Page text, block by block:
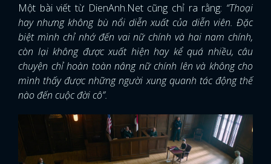
Một bài viết từ DienAnh.Net cũng chỉ ra rằng: “Thoại
hay nhưng không bù nổi diễn xuất của diễn viên. Đặc
biệt mình chỉ nhớ đến vai nữ chính và hai nam chính,
còn lại không được xuất hiện hay kể quá nhiều, câu
chuyện chỉ hoàn toàn nâng nữ chính lên và không cho
mình thấy được những người xung quanh tác động thế
nào đến cuộc đời cô”.